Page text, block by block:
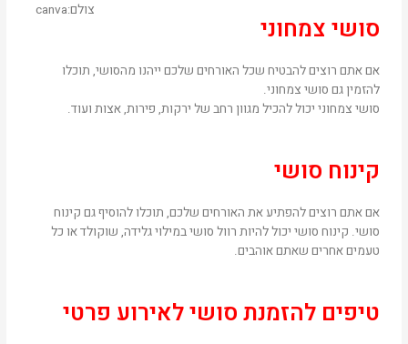
צולם:canva
סושי צמחוני
אם אתם רוצים להבטיח שכל האורחים שלכם ייהנו מהסושי, תוכלו
להזמין גם סושי צמחוני.
סושי צמחוני יכול להכיל מגוון רחב של ירקות, פירות, אצות ועוד.
קינוח סושי
אם אתם רוצים להפתיע את האורחים שלכם, תוכלו להוסיף גם קינוח
סושי. קינוח סושי יכול להיות רוול סושי במילוי גלידה, שוקולד או כל
טעמים אחרים שאתם אוהבים.
טיפים להזמנת סושי לאירוע פרטי